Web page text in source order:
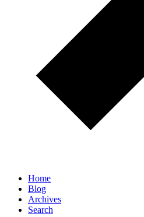
Home
Blog
Archives
Search